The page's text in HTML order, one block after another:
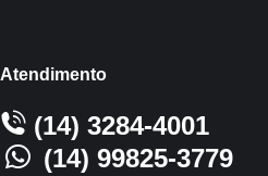
Atendimento
(14) 3284-4001
(14) 99825-3779